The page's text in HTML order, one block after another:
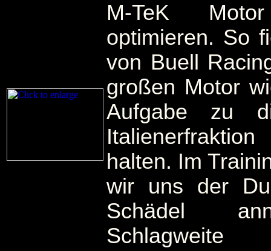
M-TeK
optimieren. So
von Buell
großen Motor
Aufgabe zu
halten. Im
wir uns der
Schädel
Schlagweite